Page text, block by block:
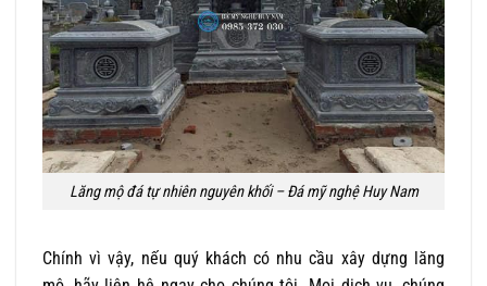
Lăng mộ đá tự nhiên nguyên khối – Đá mỹ nghệ Huy Nam
Chính vì vậy, nếu quý khách có nhu cầu xây dựng lăng